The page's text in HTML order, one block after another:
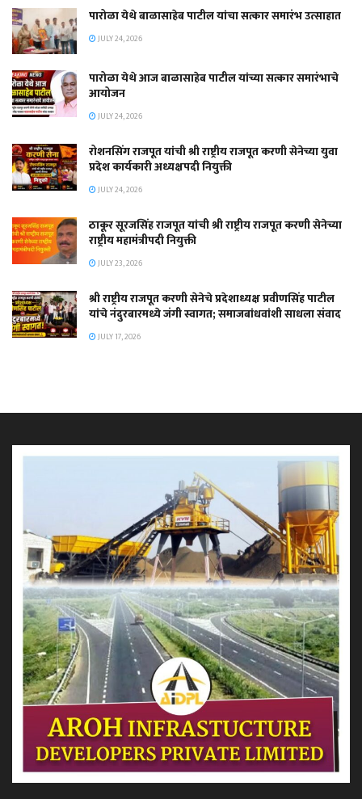
पारोळा येथे बाळासाहेब पाटील यांचा सत्कार समारंभ उत्साहात
JULY 24, 2026
पारोळा येथे आज बाळासाहेब पाटील यांच्या सत्कार समारंभाचे
आयोजन
JULY 24, 2026
रोशनसिंग राजपूत यांची श्री राष्ट्रीय राजपूत करणी सेनेच्या युवा
प्रदेश कार्यकारी अध्यक्षपदी नियुक्ती
JULY 24, 2026
ठाकूर सूरजसिंह राजपूत यांची श्री राष्ट्रीय राजपूत करणी सेनेच्या
राष्ट्रीय महामंत्रीपदी नियुक्ती
JULY 23, 2026
श्री राष्ट्रीय राजपूत करणी सेनेचे प्रदेशाध्यक्ष प्रवीणसिंह पाटील
यांचे नंदुरबारमध्ये जंगी स्वागत; समाजबांधवांशी साधला संवाद
JULY 17, 2026